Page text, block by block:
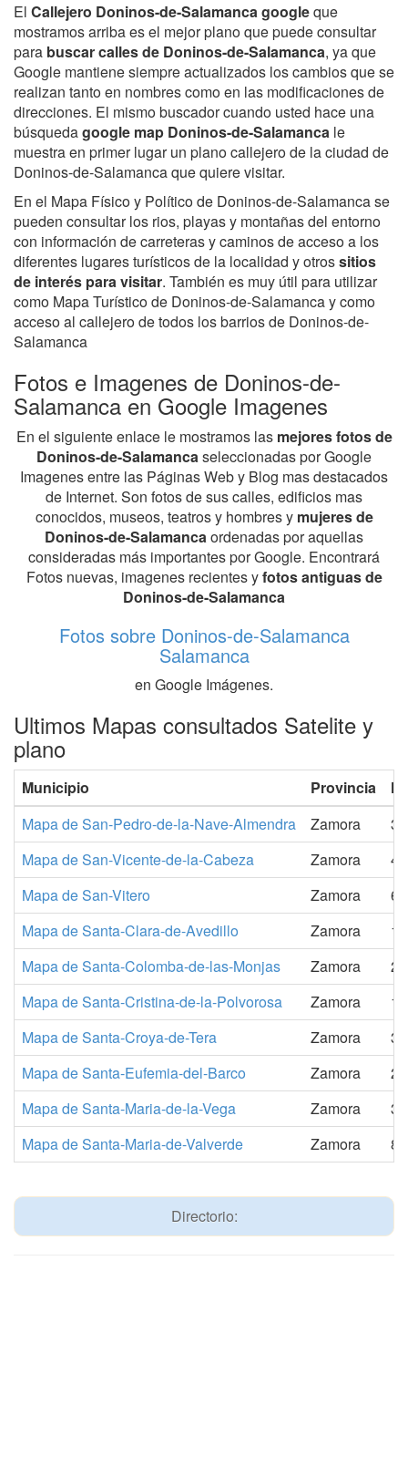
El Callejero Doninos-de-Salamanca googleque
mostramos arriba es el mejor plano que puede consultar
para buscar calles de Doninos-de-Salamanca, ya que
Google mantiene siempre actualizados los cambios que se
realizan tanto en nombres como en las modificaciones de
direcciones. El mismo buscador cuando usted hace una
búsquedagoogle map Doninos-de-Salamanca le
muestra en primer lugar un plano callejero de la ciudad de
Doninos-de-Salamanca que quiere visitar.
En el Mapa Físico y Político de Doninos-de-Salamanca se
pueden consultar los rios, playas y montañas del entorno
con información de carreteras y caminos de acceso a los
diferentes lugares turísticos de la localidad y otrossitios
de interés para visitar. También es muy útil para utilizar
como Mapa Turístico de Doninos-de-Salamanca y como
acceso al callejero de todos los barrios de Doninos-de-
Salamanca
Fotos e Imagenes de Doninos-de-
Salamanca en Google Imagenes
En el siguiente enlace le mostramos las mejores fotos de
Doninos-de-Salamancaseleccionadas por Google
Imagenes entre las Páginas Web y Blog mas destacados
de Internet. Son fotos de sus calles, edificios mas
conocidos, museos, teatros y hombres y mujeres de
Doninos-de-Salamancaordenadas por aquellas
consideradas más importantes por Google. Encontrará
Fotos nuevas, imagenes recientes yfotos antiguas de
Doninos-de-Salamanca
Fotos sobre Doninos-de-Salamanca
Salamanca
en Google Imágenes.
Ultimos Mapas consultados Satelite y
plano
Municipio Provincia
Mapa de San-Pedro-de-la-Nave-Almendra
Zamora
Mapa de San-Vicente-de-la-Cabeza
Zamora
Mapa de San-Vitero
Zamora
Mapa de Santa-Clara-de-Avedillo
Zamora
Mapa de Santa-Colomba-de-las-Monjas
Zamora
Mapa de Santa-Cristina-de-la-Polvorosa
Zamora
Mapa de Santa-Croya-de-Tera
Zamora
Mapa de Santa-Eufemia-del-Barco
Zamora
Mapa de Santa-Maria-de-la-Vega
Zamora
Mapa de Santa-Maria-de-Valverde
Zamora 83
Directorio: